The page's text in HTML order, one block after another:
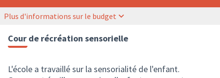
Plus d'informations sur le budget
Cour de récréation sensorielle
L'école a travaillé sur la sensorialité de l'enfant.